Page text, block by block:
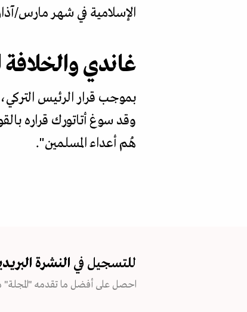
الإسلامية في شهر مارس/آذار
غاندي والخلافة
بموجب قرار الرئيس
وقد سوغ أتاتورك قراره
هُم أعداء المسلمين".
للتسجيل في النشرة
احصل على أفضل ما تقدمه "المجلة"